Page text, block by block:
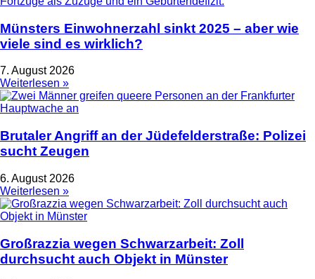
Münsters Einwohnerzahl sinkt 2025 – aber wie
viele sind es wirklich?
7. August 2026
Weiterlesen »
Brutaler Angriff an der Jüdefelderstraße: Polizei
sucht Zeugen
6. August 2026
Weiterlesen »
Großrazzia wegen Schwarzarbeit: Zoll
durchsucht auch Objekt in Münster